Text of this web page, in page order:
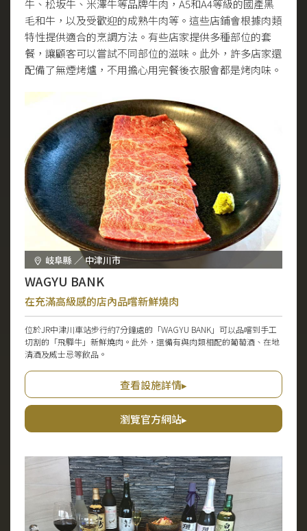
牛、松坂牛、米澤牛等品牌牛肉，A5和A4等級的國產黑
毛和牛，以及受歡迎的成熟牛肉等。這些店鋪會根據肉類
特性提供適合的烹調方法。有些店家提供多種部位的套
餐，讓顧客可以嘗試不同部位的滋味。此外，許多店家還
配備了無煙烤爐，不用擔心用完餐後衣服會都是烤肉味。
岐阜縣 ／ 中津川市
WAGYU BANK
在充滿高級感的店內品嚐新鮮燒肉
位於JR中津川車站步行約7分鐘處的「WAGYU BANK」可以品嚐到手工
切割的「飛驒牛」新鮮燒肉。此外，還備有與肉類相配的葡萄酒、在地
清酒及威士忌等飲品。
查看設施詳情▸
瀏覽官方網站▸